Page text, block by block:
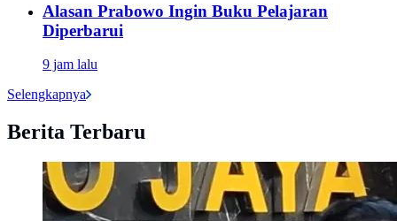
Alasan Prabowo Ingin Buku Pelajaran
Diperbarui
9 jam lalu
Selengkapnya
Berita Terbaru